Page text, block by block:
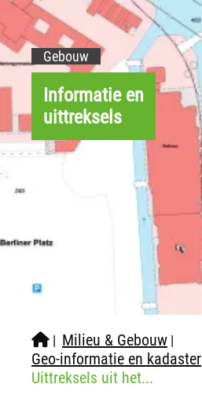
Gebouw
Informatie en
uittreksels
| Milieu & Gebouw |
Geo-informatie en kadaster
Uittreksels uit het...